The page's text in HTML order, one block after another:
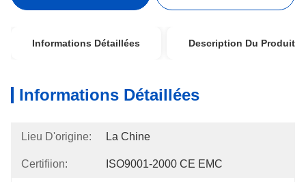
Informations Détaillées Description Du Produit
Informations Détaillées
Lieu D'origine: La Chine
Certifiion: ISO9001-2000 CE EMC